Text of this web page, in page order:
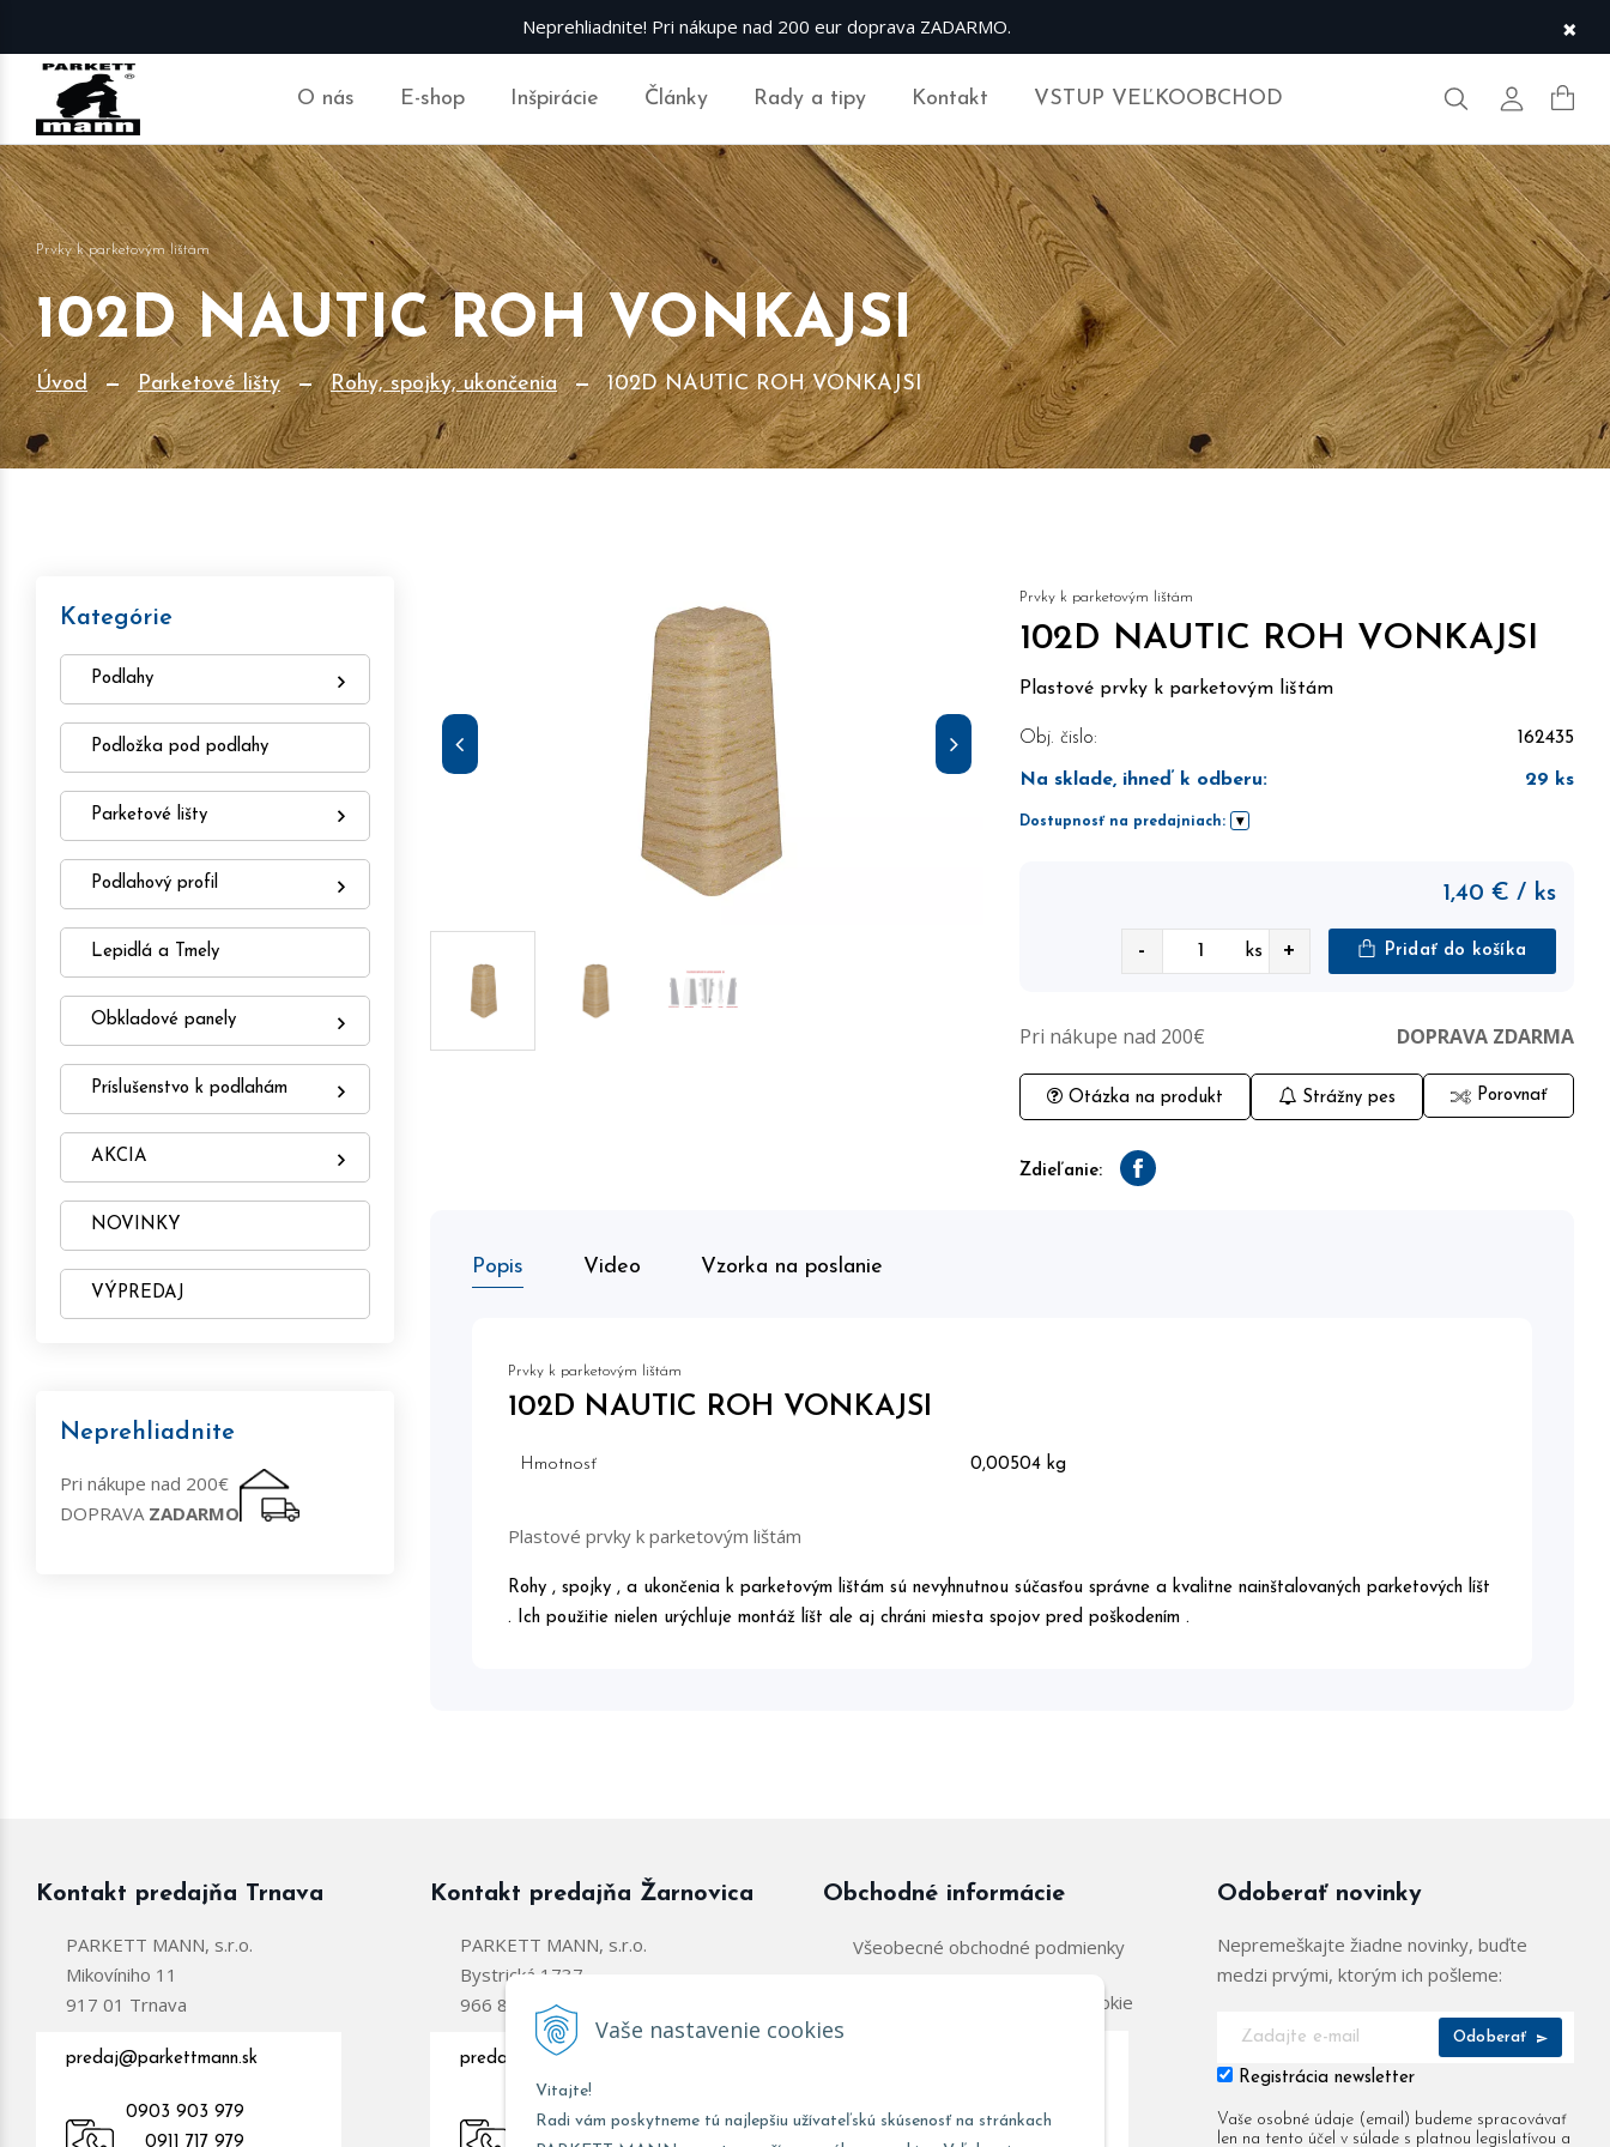
Vaše nastavenie cookies
Vitajte!
Radi vám poskytneme tú najlepšiu užívateľskú skúsenosť na stránkach
Neprehliadnite! Pri nákupe nad 200 eur doprava ZADARMO. ×
O nás E-shop Inšpirácie Články Rady a tipy Kontakt VSTUP VEĽKOOBCHOD Hľadať Môj účet
Prvky k parketovým lištám
102D NAUTIC ROH VONKAJSI
Úvod Parketové lišty Rohy, spojky, ukončenia 102D NAUTIC ROH VONKAJSI
Kategórie
Podlahy
Podložka pod podlahy
Parketové lišty
Podlahový profil
Lepidlá a Tmely
Obkladové panely
Príslušenstvo k podlahám
AKCIA
NOVINKY
VÝPREDAJ
Neprehliadnite
Pri nákupe nad 200€
DOPRAVA ZADARMO
Prvky k parketovým lištám
102D NAUTIC ROH VONKAJSI
Plastové prvky k parketovým lištám
Obj. čislo: 162435
Na sklade, ihneď k odberu: 29 ks
Dostupnosť na predajniach:
1,40 € / ks
- ks + Pridať do košíka
Pri nákupe nad 200€ DOPRAVA ZDARMA
Otázka na produkt Strážny pes Porovnať
Zdieľanie: Facebook
Popis Video Vzorka na poslanie
Prvky k parketovým lištám
102D NAUTIC ROH VONKAJSI
Hmotnosť 0,00504 kg
Plastové prvky k parketovým lištám
Rohy , spojky , a ukončenia k parketovým lištám sú nevyhnutnou súčasťou správne a kvalitne nainštalovaných parketových líšt
. Ich použitie nielen urýchluje montáž líšt ale aj chráni miesta spojov pred poškodením .
Kontakt predajňa Trnava
PARKETT MANN, s.r.o.
Mikovíniho 11
917 01 Trnava
predaj@parkettmann.sk
0903 903 979
0911 717 979
Kontakt predajňa Žarnovica
PARKETT MANN, s.r.o.
Bystrická 1737
966 81 Žarnovica
predajzc@parkettmann.sk
0911 903 979
0902 907 979
Obchodné informácie
Všeobecné obchodné podmienky
Zásady používania súborov cookie
Stred/Východ:
Západ:
0947 900 904
0903 903 955
Odoberať novinky
Nepremeškajte žiadne novinky, buďte
medzi prvými, ktorým ich pošleme:
Odoberať
Registrácia newsletter
Vaše osobné údaje (email) budeme spracovávať
len na tento účel v súlade s platnou legislatívou a